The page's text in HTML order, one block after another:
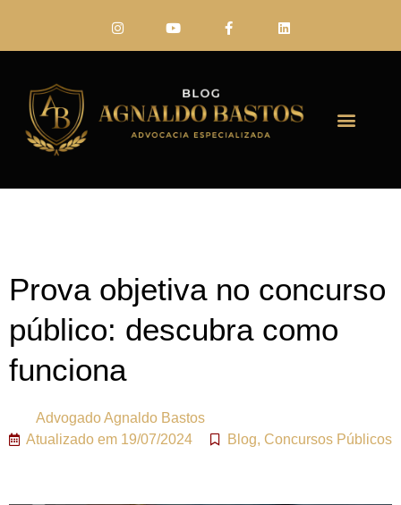
Prova objetiva no concurso
público: descubra como
funciona
AdvogadoAgnaldo Bastos
Atualizado em 19/07/2024 Blog, Concursos Públicos